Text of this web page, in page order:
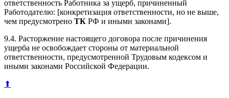
ответственность Работника за ущерб, причиненный
Работодателю: [конкретизация ответственности, но не выше,
чем предусмотрено ТК РФ и иными законами].
9.4. Расторжение настоящего договора после причинения
ущерба не освобождает стороны от материальной
ответственности, предусмотренной Трудовым кодексом и
иными законами Российской Федерации.
⬆